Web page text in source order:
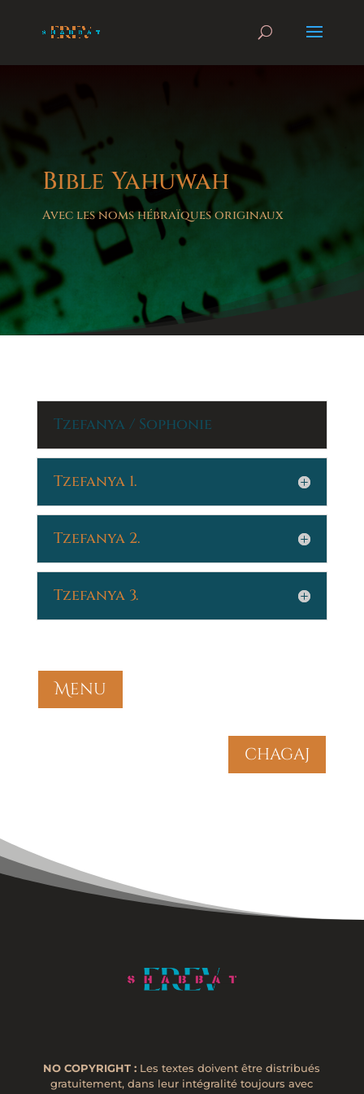
Bible Yahuwah
Avec les noms hébraïques originaux
Tzefanya / Sophonie
Tzefanya 1.
Tzefanya 2.
Tzefanya 3.
Menu
chagaj
NO COPYRIGHT : Les textes doivent être distribués
gratuitement, dans leur intégralité toujours avec